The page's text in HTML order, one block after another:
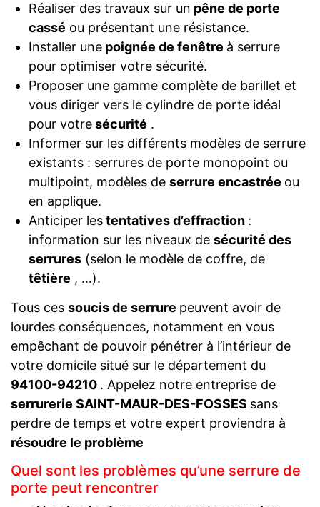
Réaliser des travaux sur un pêne de porte
cassé ou présentant une résistance.
Installer unepoignée de fenêtre à serrure
pour optimiser votre sécurité.
Proposer une gamme complète de barillet et
vous diriger vers le cylindre de porte idéal
pour votresécurité .
Informer sur les différents modèles de serrure
existants : serrures de porte monopoint ou
multipoint, modèles de serrure encastrée ou
en applique.
Anticiper lestentatives d’effraction :
information sur les niveaux de sécurité des
serrures(selon le modèle de coffre, de
têtière , …).
Tous ces soucis de serrure peuvent avoir de
lourdes conséquences, notamment en vous
empêchant de pouvoir pénétrer à l’intérieur de
votre domicile situé sur le département du
94100-94210 . Appelez notre entreprise de
serrurerie SAINT-MAUR-DES-FOSSES sans
perdre de temps et votre expert proviendra à
résoudre le problème
Quel sont les problèmes qu’une serrure de
porte peut rencontrer